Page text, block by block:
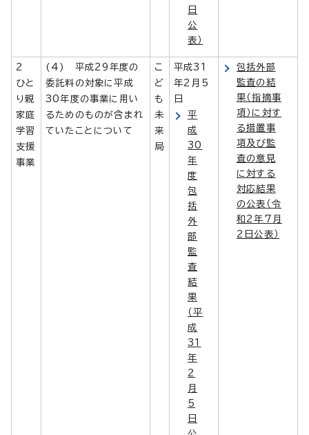
日
公
表）
2
ひと
り親
家庭
学習
支援
事業
(4) 平成29年度の
委託料の対象に平成
30年度の事業に用い
るためのものが含まれ
ていたことについて
こ
ど
も
未
来
局
平成31
年2月5
日
平
成
30
年
度
包
括
外
部
監
査
結
果
（平
成
31
年
2
月
5
日
包括外部
監査の結
果（指摘事
項）に対す
る措置事
項及び監
査の意見
に対する
対応結果
の公表（令
和2年7月
2日公表）